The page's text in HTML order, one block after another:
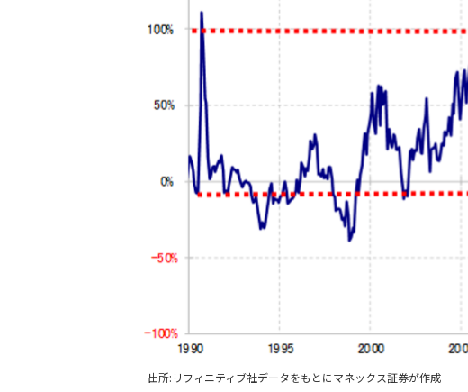
出所:リフィニティブ社データをもとにマネックス証券が作成